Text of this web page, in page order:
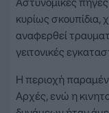
κυρίως σκουπίδια,
αναφερθεί
γειτονικές
Η περιοχή
Αρχές, ενώ η